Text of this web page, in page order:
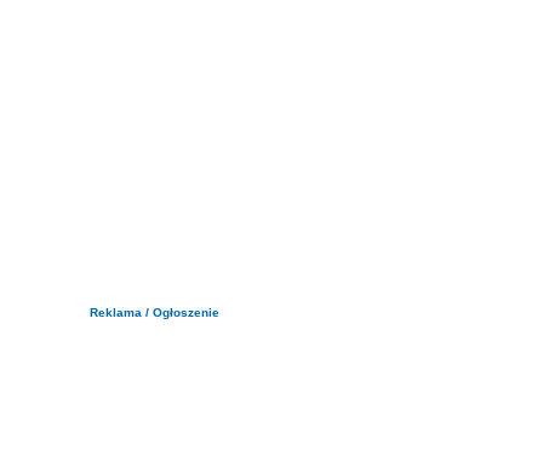
Reklama / Ogłoszenie